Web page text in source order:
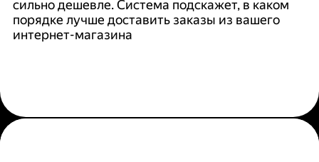
сильно дешевле. Система подскажет, в каком
порядке лучше доставить заказы из вашего
интернет-магазина